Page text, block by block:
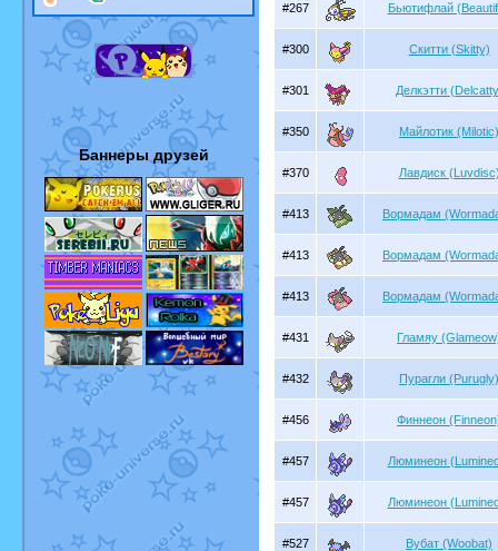
Баннеры друзей
#267 Бьютифлай
#300 Скитти (Skitty)
#301 Делкэтти
#350 Майлотик (Milotic)
#370 Лавдиск
#413 Вормадам
#413 Вормадам
#413 Вормадам
#431 Гламяу
#432 Пурагли (Purugly)
#456 Финнеон
#457 Люминеон
#457 Люминеон
#527 Вубат (Woobat)